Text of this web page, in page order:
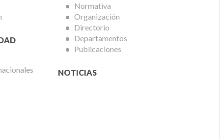
Normativa
Organización
Directorio
Departamentos
Publicaciones
NOTICIAS